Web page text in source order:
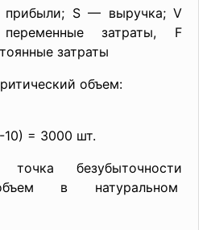
S — выручка; V
затраты, F
затраты
объем:
10) = 3000 шт.
безубыточности
объем в натуральном